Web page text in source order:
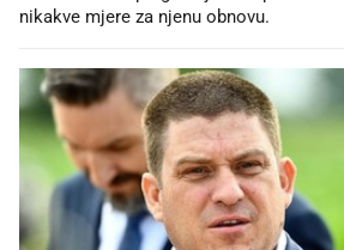
nikakve mjere za njenu obnovu.